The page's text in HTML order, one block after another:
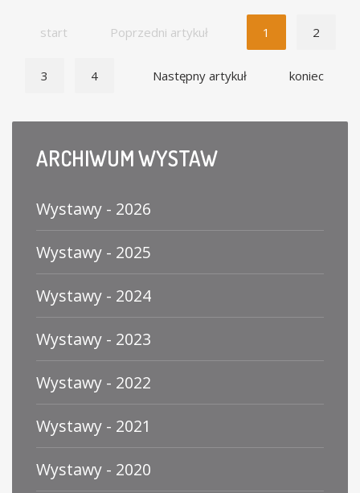
start Poprzedni artykuł 1 2
3 4 Następny artykuł koniec
ARCHIWUMWYSTAW
Wystawy - 2026
Wystawy - 2025
Wystawy - 2024
Wystawy - 2023
Wystawy - 2022
Wystawy - 2021
Wystawy - 2020